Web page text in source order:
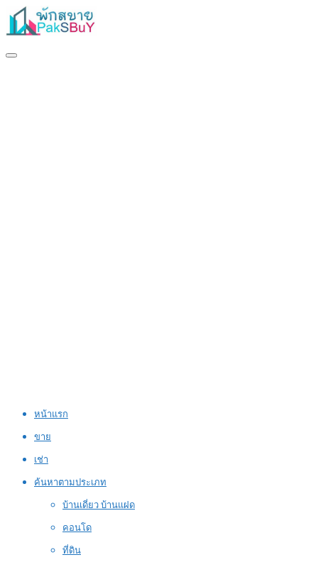
หน้าแรก
ขาย
เช่า
ค้นหาตามประเภท
บ้านเดี่ยว บ้านแฝด
คอนโด
ที่ดิน